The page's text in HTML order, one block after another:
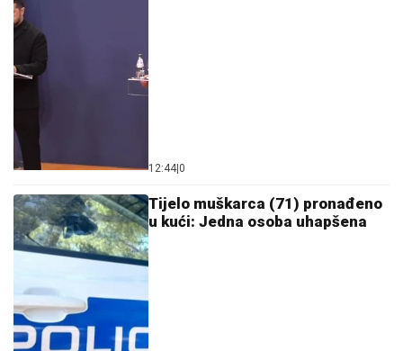
12:44|0
Tijelo muškarca (71) pronađeno
u kući: Jedna osoba uhapšena